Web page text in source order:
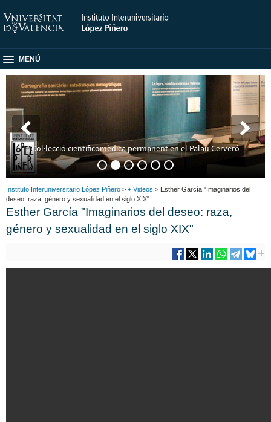
MENÚ
Col·lecció cientificomèdica permanent en el Palau Cerveró
Instituto Interuniversitario López Piñero > + Videos > Esther García "Imaginarios del
deseo: raza, género y sexualidad en el siglo XIX"
Esther García "Imaginarios del deseo: raza,
género y sexualidad en el siglo XIX"